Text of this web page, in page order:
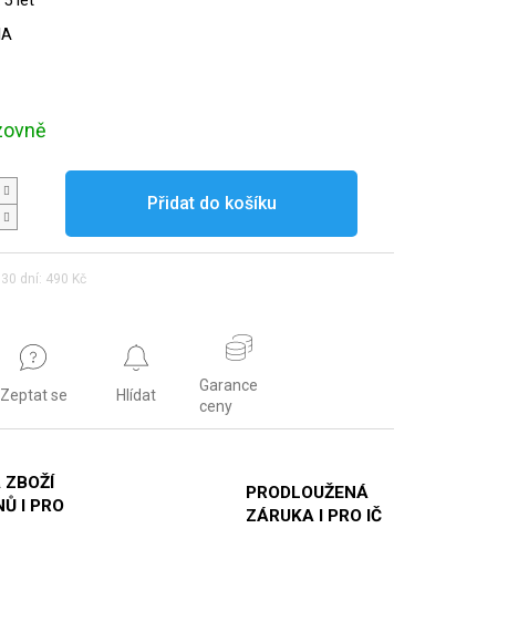
Přidat do košíku
dní: 490 Kč
Zeptat se Hlídat
Garance
ceny
ZBOŽÍ
I PRO
PRODLOUŽENÁ
ZÁRUKA I PRO IČ